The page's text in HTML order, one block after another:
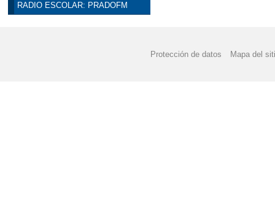
RADIO ESCOLAR: PRADOFM
Protección de datos Mapa del